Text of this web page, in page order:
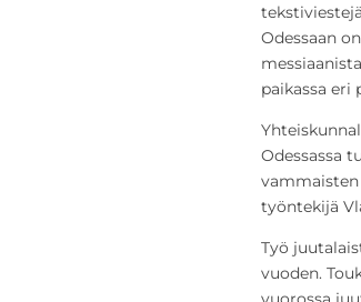
Odessaan
paikassa eri
Odessassa
työntekijä
Työ
vuoden.